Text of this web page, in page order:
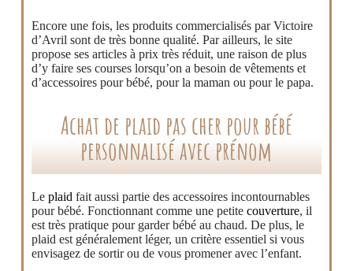
Encore une fois, les produits commercialisés par Victoire
d’Avril sont de très bonne qualité. Par ailleurs, le site
propose ses articles à prix très réduit, une raison de plus
d’y faire ses courses lorsqu’on a besoin de vêtements et
d’accessoires pour bébé, pour la maman ou pour le papa.
Achat de plaid pas cher pour bébé
personnalisé avec prénom
Le plaid fait aussi partie des accessoires incontournables
pour bébé. Fonctionnant comme une petite couverture, il
est très pratique pour garder bébé au chaud. De plus, le
plaid est généralement léger, un critère essentiel si vous
envisagez de sortir ou de vous promener avec l’enfant.